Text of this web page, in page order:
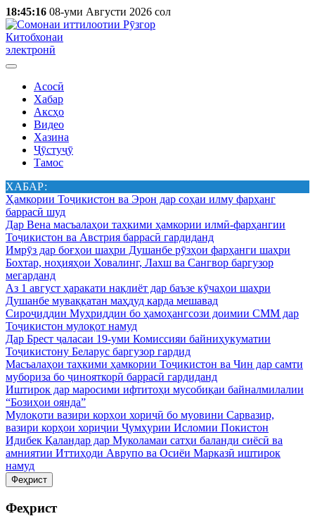
18:45:16 08-уми Августи 2026 сол
Китобхонаи
электронӣ
Асосӣ
Хабар
Аксҳо
Видео
Хазина
Ҷӯстуҷӯ
Тамос
ХАБАР:
Ҳамкории Тоҷикистон ва Эрон дар соҳаи илму фарҳанг
баррасӣ шуд
Дар Вена масъалаҳои таҳкими ҳамкории илмӣ-фарҳангии
Тоҷикистон ва Австрия баррасӣ гардиданд
Имрӯз дар боғҳои шаҳри Душанбе рӯзҳои фарҳанги шаҳри
Бохтар, ноҳияҳои Ховалинг, Лахш ва Сангвор баргузор
мегарданд
Аз 1 август ҳаракати нақлиёт дар баъзе кӯчаҳои шаҳри
Душанбе муваққатан маҳдуд карда мешавад
Сироҷиддин Муҳриддин бо ҳамоҳангсози доимии СММ дар
Тоҷикистон мулоқот намуд
Дар Брест ҷаласаи 19-уми Комиссияи байниҳукуматии
Тоҷикистону Беларус баргузор гардид
Масъалаҳои таҳкими ҳамкории Тоҷикистон ва Чин дар самти
мубориза бо ҷинояткорӣ баррасӣ гардиданд
Иштирок дар маросими ифтитоҳи мусобиқаи байналмилалии
“Бозиҳои оянда”
Мулоқоти вазири корҳои хориҷӣ бо муовини Сарвазир,
вазири корҳои хориҷии Ҷумҳурии Исломии Покистон
Идибек Қаландар дар Муколамаи сатҳи баланди сиёсӣ ва
амниятии Иттиҳоди Аврупо ва Осиёи Марказӣ иштирок
намуд
Феҳрист
Феҳрист